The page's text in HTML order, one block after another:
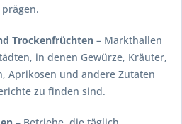
Trockenfrüchten – Markthallen
in denen Gewürze, Kräuter,
Aprikosen und andere Zutaten
zu finden sind.